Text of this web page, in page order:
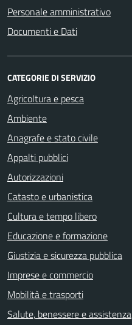
Personale amministrativo
Documenti e Dati
CATEGORIE DI SERVIZIO
Agricoltura e pesca
Ambiente
Anagrafe e stato civile
Appalti pubblici
Autorizzazioni
Catasto e urbanistica
Cultura e tempo libero
Educazione e formazione
Giustizia e sicurezza pubblica
Imprese e commercio
Mobilità e trasporti
Salute, benessere e assistenza